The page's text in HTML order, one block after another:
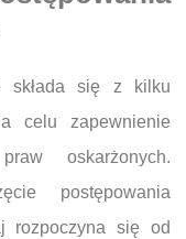
składa się z kilku
celu zapewnienie
oskarżonych.
postępowania
rozpoczyna się od